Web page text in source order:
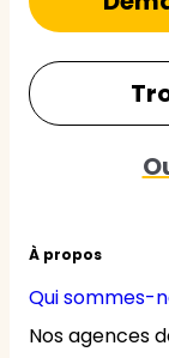
À propos
Qui sommes-
Nos agences